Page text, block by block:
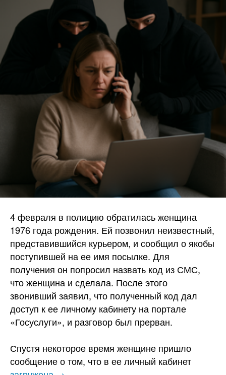
4 февраля в полицию обратилась женщина
1976 года рождения. Ей позвонил неизвестный,
представившийся курьером, и сообщил о якобы
поступившей на ее имя посылке. Для
получения он попросил назвать код из СМС,
что женщина и сделала. После этого
звонивший заявил, что полученный код дал
доступ к ее личному кабинету на портале
«Госуслуги», и разговор был прерван.
Спустя некоторое время женщине пришло
сообщение о том, что в ее личный кабинет